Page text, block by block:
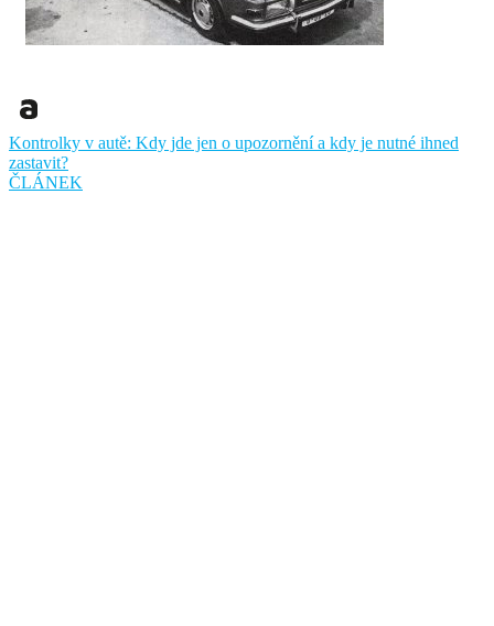
Kontrolky v autě: Kdy jde jen o upozornění a kdy je nutné ihned
zastavit?
ČLÁNEK